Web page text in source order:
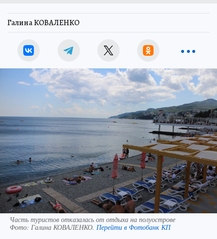
Галина КОВАЛЕНКО
Часть туристов отказалась от отдыха на полуострове
Фото: Галина КОВАЛЕНКО. Перейти в Фотобанк КП